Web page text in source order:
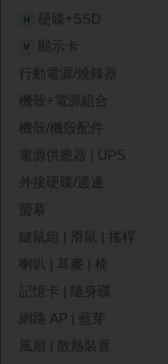
H 硬碟+SSD
V
顯示卡
行動電源/燒錄器
機殼+電源組合
機殼/機殼配件
電源供應器 | UPS
外接硬碟/週邊
螢幕
鍵鼠組 | 滑鼠 | 搖桿
喇叭 | 耳麥 | 椅
記憶卡 | 隨身碟
網路 AP | 藍芽
風扇 | 散熱裝置